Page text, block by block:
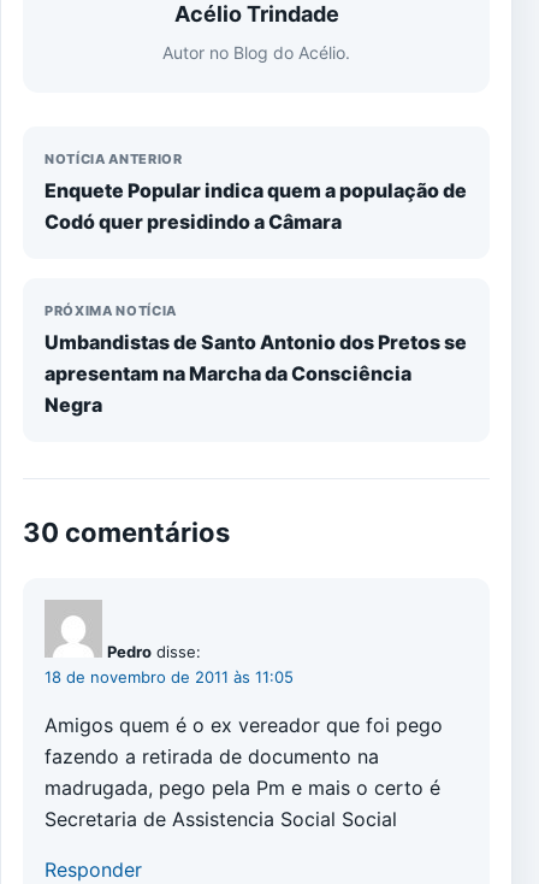
Acélio Trindade
Autor no Blog do Acélio.
NOTÍCIA ANTERIOR
Enquete Popular indica quem a população de
Codó quer presidindo a Câmara
PRÓXIMA NOTÍCIA
Umbandistas de Santo Antonio dos Pretos se
apresentam na Marcha da Consciência
Negra
30 comentários
Pedro disse:
18 de novembro de 2011 às 11:05
Amigos quem é o ex vereador que foi pego
fazendo a retirada de documento na
madrugada, pego pela Pm e mais o certo é
Secretaria de Assistencia Social Social
Responder